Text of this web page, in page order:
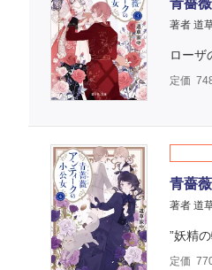
青薔
著者 道
ローザ
定価
青薔
著者 道
”妖精
定価